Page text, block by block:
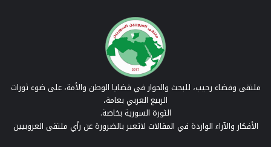
ملتقى وفضاء رحيب، للبحث والحوار في قضايا الوطن والأمة، على ضوء ثورات
الربيع العربي بعامة،
الثورة السورية بخاصة.
الأفكار والآراء الواردة في المقالات لاتعبر بالضرورة عن رأي ملتقى العروبيين